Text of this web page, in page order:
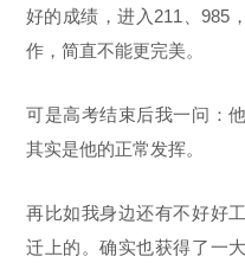
好的成绩，进入211、985
作，简直不能更完美。
可是高考结束后我一问：
其实是他的正常发挥。
再比如我身边还有不好好
迁上的。确实也获得了一